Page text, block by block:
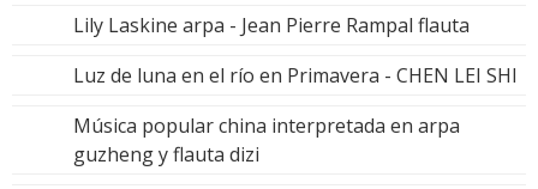
Lily Laskine arpa - Jean Pierre Rampal flauta
Luz de luna en el río en Primavera - CHEN LEI SHI
Música popular china interpretada en arpa
guzheng y flauta dizi